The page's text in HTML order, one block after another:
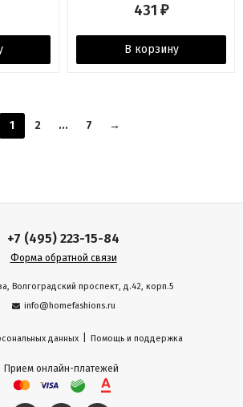
431 ₽
В корзину
1 2 ... 7 →
+7 (495) 223-15-84
Форма обратной связи
Волгоградский проспект, д.42, корп.5
info@homefashions.ru
данных Помощь и поддержка
Прием онлайн-платежей